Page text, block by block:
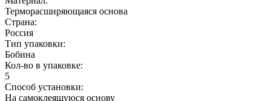
Терморасширяющаяся основа
Страна:
Россия
Тип упаковки:
Бобина
Кол-во в упаковке:
5
Способ установки:
На самоклеящуюся основу